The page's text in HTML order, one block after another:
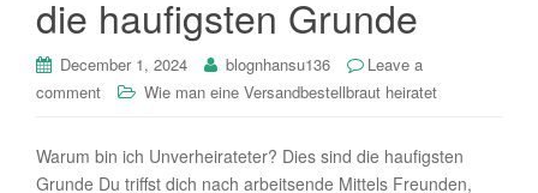
die haufigsten Grunde
December 1, 2024 blognhansu136
Leave a
comment
Wie man eine Versandbestellbraut heiratet
Warum bin ich Unverheirateter? Dies sind die haufigsten
Grunde Du triffst dich nach arbeitsende Mittels Freunden,